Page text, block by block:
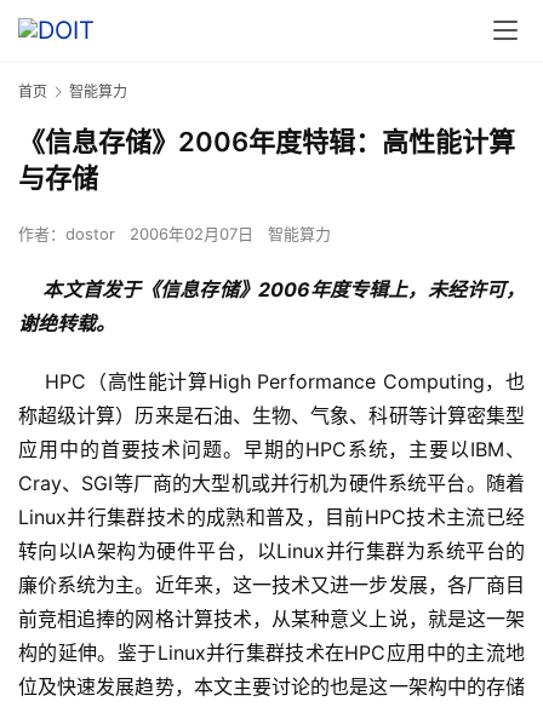
首页 智能算力
《信息存储》2006年度特辑：高性能计算
与存储
作者： dostor 2006年02月07日 智能算力
本文首发于《信息存储》2006年度专辑上，未经许可，
谢绝转载。
HPC（高性能计算High Performance Computing，也
称超级计算）历来是石油、生物、气象、科研等计算密集型
应用中的首要技术问题。早期的HPC系统，主要以IBM、
Cray、SGI等厂商的大型机或并行机为硬件系统平台。随着
Linux并行集群技术的成熟和普及，目前HPC技术主流已经
转向以IA架构为硬件平台，以Linux并行集群为系统平台的
廉价系统为主。近年来，这一技术又进一步发展，各厂商目
前竞相追捧的网格计算技术，从某种意义上说，就是这一架
构的延伸。鉴于Linux并行集群技术在HPC应用中的主流地
位及快速发展趋势，本文主要讨论的也是这一架构中的存储